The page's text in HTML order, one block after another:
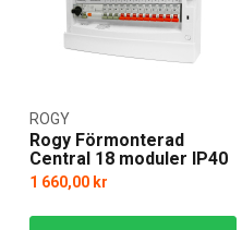
Rogy Förmonterad
Central 18 moduler IP40
ROGY
1 660,00 kr